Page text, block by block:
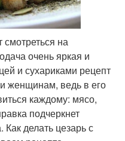
на
очень яркая и
и сухариками рецепт
женщинам, ведь в его
каждому: мясо,
подчеркнет
делать цезарь с